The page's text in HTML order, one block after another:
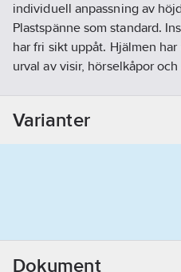
individuell anpassning av
Plastspänne som standard.
har fri sikt uppåt. Hjälmen
urval av visir, hörselkåpor
och SS-EN 50365 1000 VAC.
Montera de korta visiren på
Ean artikelnr: 4054596592315
Materialklass
TJ1000
Varianter
Dokument